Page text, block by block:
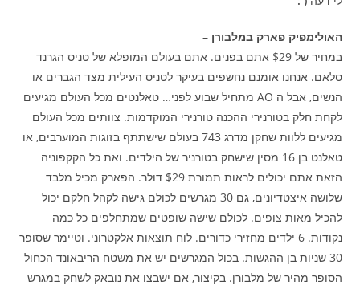
האולימפיק פארק במלבורן –
במחיר של $29 אתם בפנים. אתם בעולם המופלא של טניס הגרנד
סלאם. אנחנו אומנם נחשפים בעיקר לטניס העילית מצד הגברים או
הנשים, אבל ה AO מתחיל שבוע לפני… טאלנטים מכל העולם מגיעים
לקחת חלק בטורנירי ההכנה טורנירי המוקדמות. צוותים מכל העולם
מגיעים ללוות שחקן מדרג 743 בעולם שישתתף בזוגות המוערבים, או
טאלנט בן 16 מסין שישחק בטורניר של הילדים. ואת כל הקקפוניה
הזאת אתם יכולים לראות תמורת $29 דולר. הפארק מכיל מלבד
שלושה איצטדיונים, גם 30 מגרשים לכולם גישה לקהל חלקם יכול
להכיל מאות צופים. לכולם שישה שופטים שמתחלפים כל כמה
נקודות. 6 ילדים מחזירי כדורים. לוח תוצאות אלקטרוני. וטיימר שסופר
30 שניות בן ההגשות. בכול המגרשים יש את משטח הריבאונד הכחול
הסופר מהיר של מלבורן. בקיצור, אם ישבצו את נובאק לשחק במגרש